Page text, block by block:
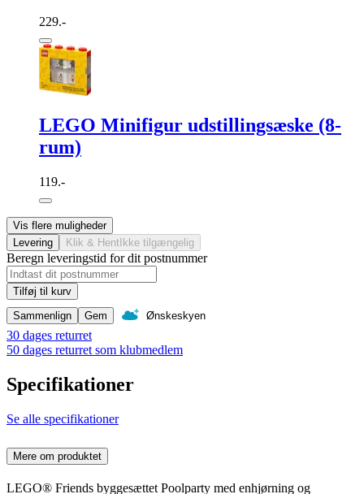
229.-
LEGO Minifigur udstillingsæske (8-
rum)
119.-
Vis flere muligheder
Levering
Klik & Hent Ikke tilgængelig
Beregn leveringstid for dit postnummer
Tilføj til kurv
Sammenlign
Gem Ønskeskyen
30 dages returret
50 dages returret som klubmedlem
Specifikationer
Se alle specifikationer
Mere om produktet
LEGO® Friends byggesættet Poolparty med enhjørning og